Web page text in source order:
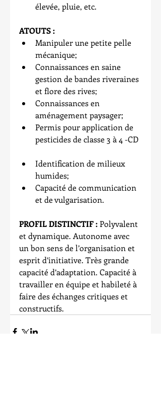
élevée, pluie, etc.
ATOUTS :
Manipuler une petite pelle
mécanique;
Connaissances en saine
gestion de bandes riveraines
et flore des rives;
Connaissances en
aménagement paysager;
Permis pour application de
pesticides de classe 3 à 4 -CD
Identification de milieux
humides;
Capacité de communication
et de vulgarisation.
PROFIL DISTINCTIF : Polyvalent
et dynamique. Autonome avec
un bon sens de l’organisation et
esprit d’initiative. Très grande
capacité d’adaptation. Capacité à
travailler en équipe et habileté à
faire des échanges critiques et
constructifs.